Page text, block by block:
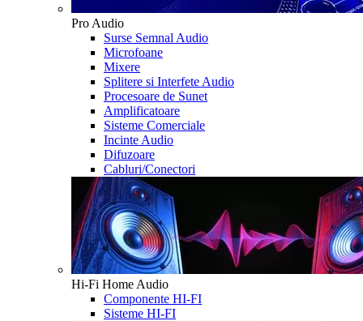
Pro Audio
Surse Semnal Audio
Microfoane
Mixere
Splitere si Interfete Audio
Procesoare de Sunet
Amplificatoare
Sisteme Comerciale
Incinte Audio
Difuzoare
Cabluri/Conectori
Hi-Fi Home Audio
Componente HI-FI
Sisteme HI-FI